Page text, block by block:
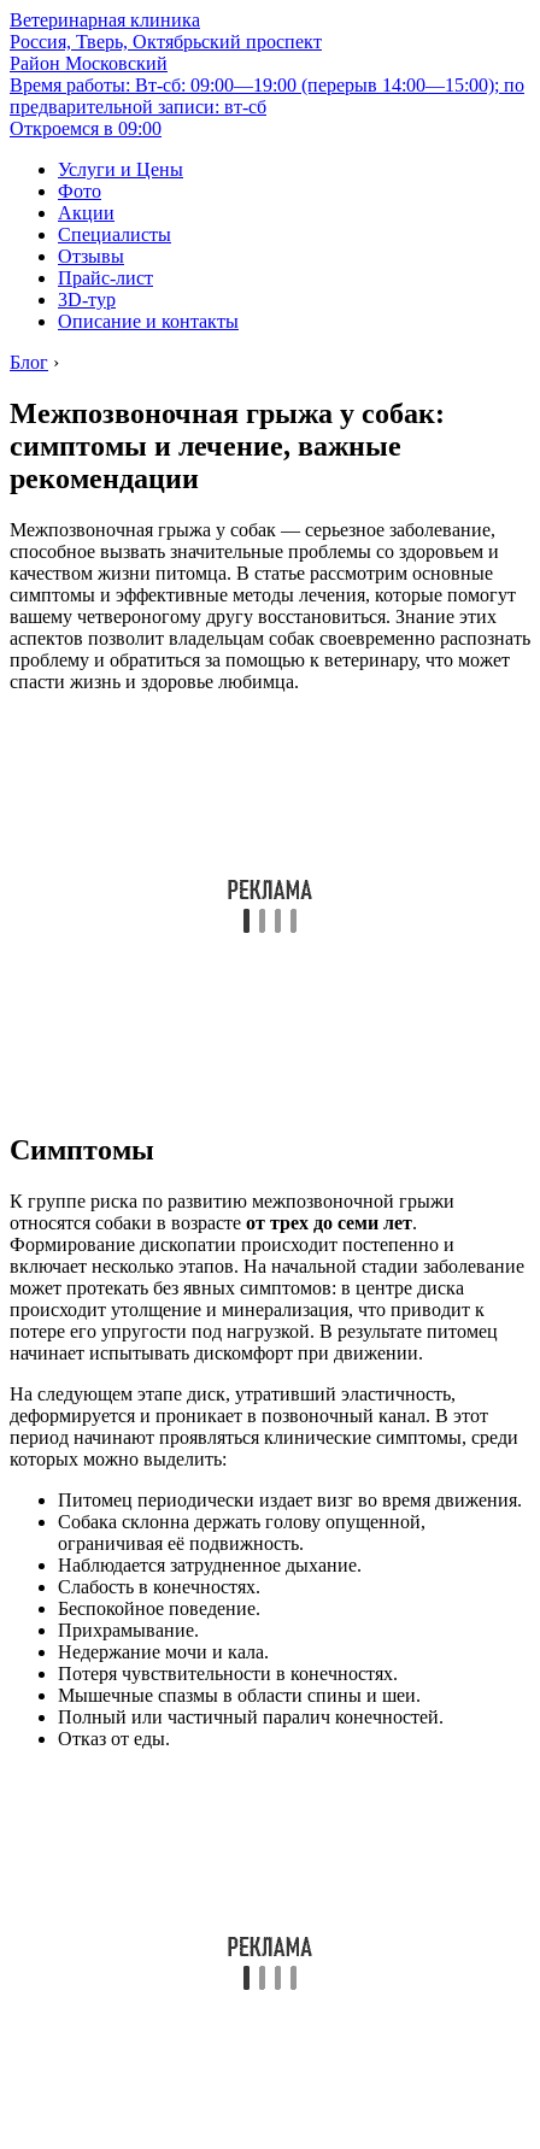
Ветеринарная клиника
Россия, Тверь, Октябрьский проспект
Район Московский
Время работы: Вт-сб: 09:00—19:00 (перерыв 14:00—15:00); по
предварительной записи: вт-сб
Откроемся в 09:00
Услуги и Цены
Фото
Акции
Специалисты
Отзывы
Прайс-лист
3D-тур
Описание и контакты
Блог ›
Межпозвоночная грыжа у собак:
симптомы и лечение, важные
рекомендации
Межпозвоночная грыжа у собак — серьезное заболевание,
способное вызвать значительные проблемы со здоровьем и
качеством жизни питомца. В статье рассмотрим основные
симптомы и эффективные методы лечения, которые помогут
вашему четвероногому другу восстановиться. Знание этих
аспектов позволит владельцам собак своевременно распознать
проблему и обратиться за помощью к ветеринару, что может
спасти жизнь и здоровье любимца.
Симптомы
К группе риска по развитию межпозвоночной грыжи
относятся собаки в возрасте от трех до семи лет.
Формирование дископатии происходит постепенно и
включает несколько этапов. На начальной стадии заболевание
может протекать без явных симптомов: в центре диска
происходит утолщение и минерализация, что приводит к
потере его упругости под нагрузкой. В результате питомец
начинает испытывать дискомфорт при движении.
На следующем этапе диск, утративший эластичность,
деформируется и проникает в позвоночный канал. В этот
период начинают проявляться клинические симптомы, среди
которых можно выделить:
Питомец периодически издает визг во время движения.
Собака склонна держать голову опущенной,
ограничивая её подвижность.
Наблюдается затрудненное дыхание.
Слабость в конечностях.
Беспокойное поведение.
Прихрамывание.
Недержание мочи и кала.
Потеря чувствительности в конечностях.
Мышечные спазмы в области спины и шеи.
Полный или частичный паралич конечностей.
Отказ от еды.